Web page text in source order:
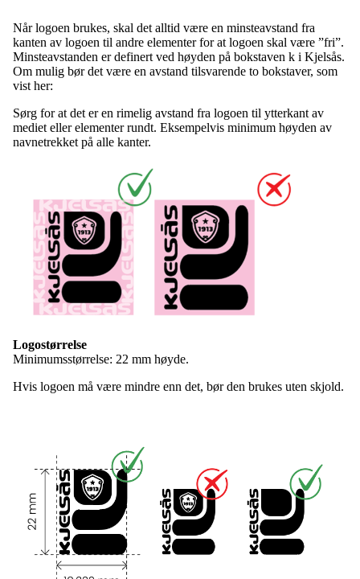
Når logoen brukes, skal det alltid være en minsteavstand fra
kanten av logoen til andre elementer for at logoen skal være ”fri”.
Minsteavstanden er definert ved høyden på bokstaven k i Kjelsås.
Om mulig bør det være en avstand tilsvarende to bokstaver, som
vist her:
Sørg for at det er en rimelig avstand fra logoen til ytterkant av
mediet eller elementer rundt. Eksempelvis minimum høyden av
navnetrekket på alle kanter.
Logostørrelse
Minimumsstørrelse: 22 mm høyde.
Hvis logoen må være mindre enn det, bør den brukes uten skjold.